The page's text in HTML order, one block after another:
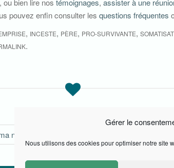
Gérer le
Nous utilisons des cookies pour optimiser notre site
, ou bien lire nos témoignages, assister à une
pouvez enfin consulter les questions fréquentes
, INCESTE, PÈRE, PRO-SURVIVANTE,
.
nourrice : Témoignage SIA